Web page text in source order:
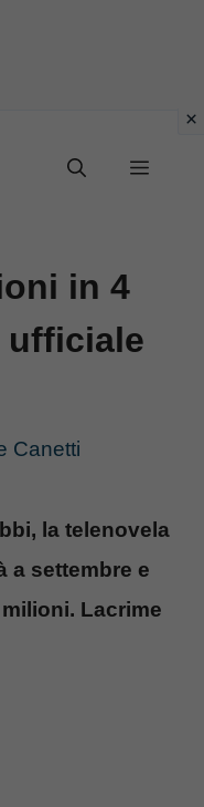
Menu
in 4
ufficiale
Canetti
la telenovela
a settembre e
Lacrime